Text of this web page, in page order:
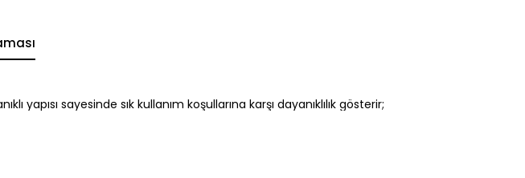
yapısı sayesinde sık kullanım koşullarına karşı dayanıklılık gösterir;